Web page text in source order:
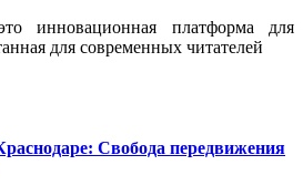
инновационная платформа для
для современных читателей
Свобода передвижения